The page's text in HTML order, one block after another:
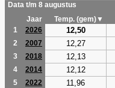
Data t/m 8 augustus
Jaar
Temp. (gem)▼
1
2026 12,50
2 2007 12,27
3 2018 12,13
4 2014 12,12
5 2022 11,96